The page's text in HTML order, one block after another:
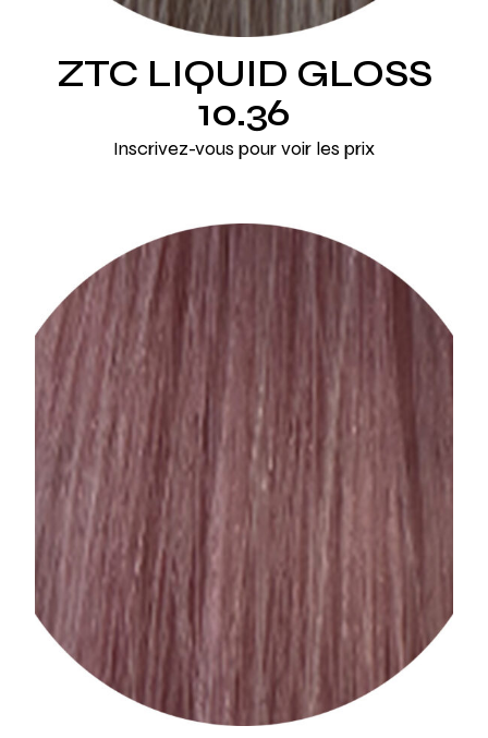
ZTC LIQUID GLOSS
10.36
Inscrivez-vous pour voir les prix